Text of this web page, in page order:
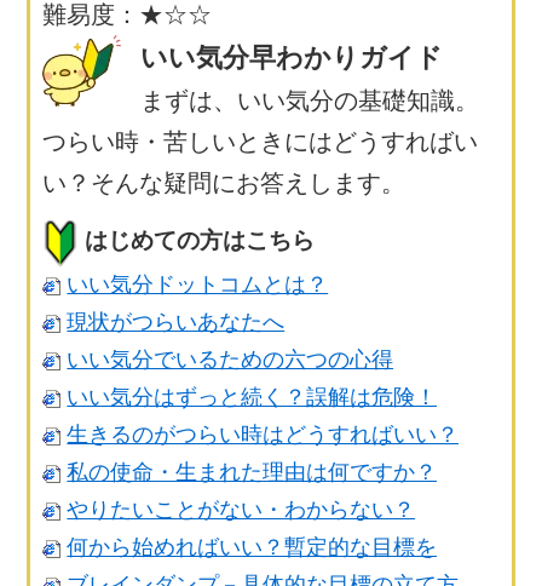
難易度：★☆☆
いい気分早わかりガイド
まずは、いい気分の基礎知識。
つらい時・苦しいときにはどうすればい
い？そんな疑問にお答えします。
はじめての方はこちら
いい気分ドットコムとは？
現状がつらいあなたへ
いい気分でいるための六つの心得
いい気分はずっと続く？誤解は危険！
生きるのがつらい時はどうすればいい？
私の使命・生まれた理由は何ですか？
やりたいことがない・わからない？
何から始めればいい？暫定的な目標を